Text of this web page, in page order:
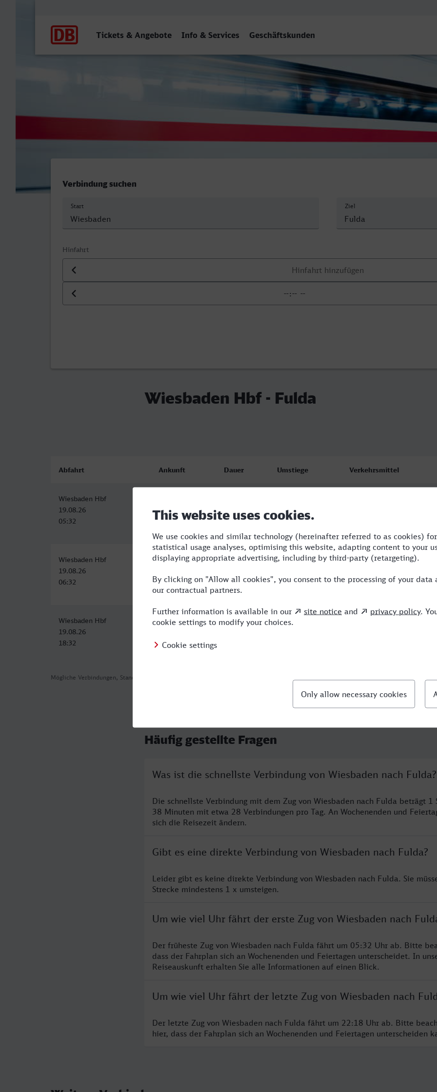
Tickets & Angebote Info & Services Geschäftskunden
Verbindung suchen
Start Ziel
Hinfahrt
Datum der Hinfahrt
Uhrzeit der Hinfahrt
Wiesbaden Hbf - Fulda
Mögliche Verbindungen, Stand: 2026-08-05 05:21
Abfahrt Ankunft Dauer Umstiege Verkehrsmittel
Wiesbaden Hbf
19.08.26
05:32
19.08.26
07:10
Wiesbaden Hbf
19.08.26
06:32
Fulda
08:12
1:40 1 ICE,VIA
Wiesbaden Hbf
19.08.26
18:32
Fulda
20:12
1:40 1
Häufig gestellte Fragen
Was ist die schnellste Verbindung von Wiesbaden nach Fulda?
Die schnellste Verbindung mit dem Zug von Wiesbaden nach Fulda beträgt 1
38 Minuten mit etwa 28 Verbindungen pro Tag. An Wochenenden und
sich die Reisezeit ändern.
Gibt es eine direkte Verbindung von Wiesbaden nach Fulda?
Leider gibt es keine direkte Verbindung von Wiesbaden nach Fulda. Sie
Strecke mindestens 1 x umsteigen.
Um wie viel Uhr fährt der erste Zug von Wiesbaden nach
Der früheste Zug von Wiesbaden nach Fulda fährt um 05:32 Uhr ab. Bitte
dass der Fahrplan sich an Wochenenden und Feiertagen unterscheidet. In
Reiseauskunft erhalten Sie alle Informationen auf einen Blick.
Um wie viel Uhr fährt der letzte Zug von Wiesbaden nach
Der letzte Zug von Wiesbaden nach Fulda fährt um 22:18 Uhr ab. Bitte
hier, dass der Fahrplan sich an Wochenenden und Feiertagen unterscheiden